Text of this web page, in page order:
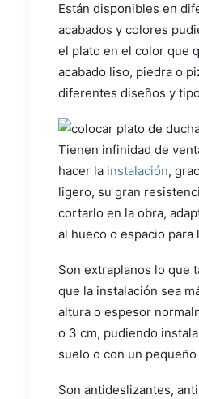
Están disponibles en
acabados y colores
el plato en el color que
acabado liso, piedra o
diferentes diseños y
Tienen infinidad de
hacer la instalación,
ligero, su gran
cortarlo en la obra,
al hueco o espacio para
Son extraplanos lo que
que la instalación sea
altura o espesor
o 3 cm, pudiendo
suelo o con un
Son antideslizantes,